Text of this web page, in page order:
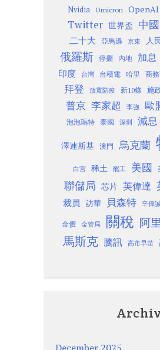
Nvidia Omicron OpenAI
Twitter 世界盃 中國
二十大 亞馬遜 京東 人
俄羅斯 停擺 內地 加息
印度
台灣 台積電 哈里 商
拜登 放寬防疫 新10條 施
普京 李家超 李強 歐
泡泡瑪特 泰國 深圳 減息
澤連斯基 澳門 烏克蘭
白宮 稀土 罷工 美國
聯儲局 芯片 英偉達
裁員 訪華 貝森特 辛偉
金價 金管局 關稅 阿
馬斯克 騰訊 高市早苗
December 2025